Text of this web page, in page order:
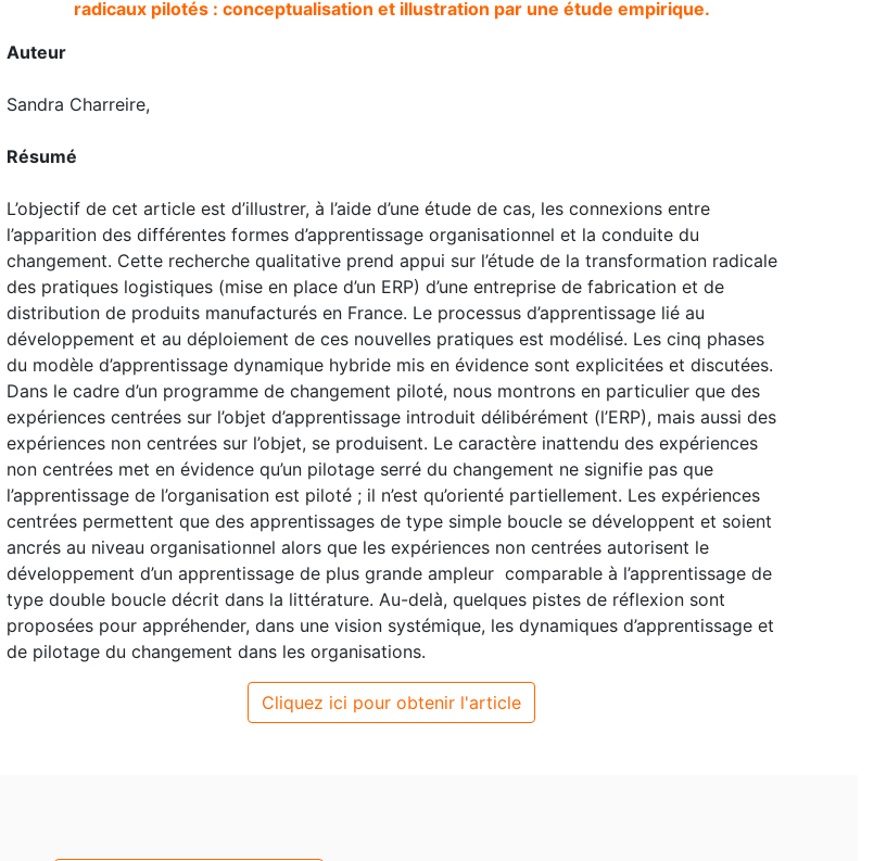
radicaux pilotés : conceptualisation et illustration par une étude empirique.
Auteur
Sandra Charreire,
Résumé
L’objectif de cet article est d’illustrer, à l’aide d’une étude de cas, les connexions entre
l’apparition des différentes formes d’apprentissage organisationnel et la conduite du
changement. Cette recherche qualitative prend appui sur l’étude de la transformation radicale
des pratiques logistiques (mise en place d’un ERP) d’une entreprise de fabrication et de
distribution de produits manufacturés en France. Le processus d’apprentissage lié au
développement et au déploiement de ces nouvelles pratiques est modélisé. Les cinq phases
du modèle d’apprentissage dynamique hybride mis en évidence sont explicitées et discutées.
Dans le cadre d’un programme de changement piloté, nous montrons en particulier que des
expériences centrées sur l’objet d’apprentissage introduit délibérément (l’ERP), mais aussi des
expériences non centrées sur l’objet, se produisent. Le caractère inattendu des expériences
non centrées met en évidence qu’un pilotage serré du changement ne signifie pas que
l’apprentissage de l’organisation est piloté ; il n’est qu’orienté partiellement. Les expériences
centrées permettent que des apprentissages de type simple boucle se développent et soient
ancrés au niveau organisationnel alors que les expériences non centrées autorisent le
développement d’un apprentissage de plus grande ampleur comparable à l’apprentissage de
type double boucle décrit dans la littérature. Au-delà, quelques pistes de réflexion sont
proposées pour appréhender, dans une vision systémique, les dynamiques d’apprentissage et
de pilotage du changement dans les organisations.
Cliquez ici pour obtenir l'article